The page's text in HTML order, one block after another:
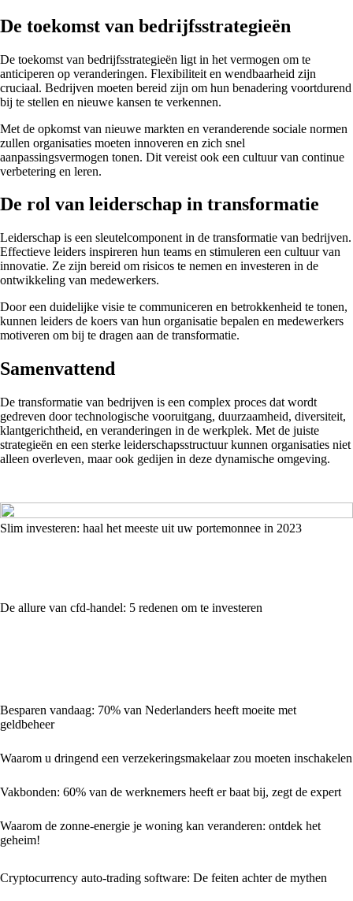
De toekomst van bedrijfsstrategieën
De toekomst van bedrijfsstrategieën ligt in het vermogen om te
anticiperen op veranderingen. Flexibiliteit en wendbaarheid zijn
cruciaal. Bedrijven moeten bereid zijn om hun benadering voortdurend
bij te stellen en nieuwe kansen te verkennen.
Met de opkomst van nieuwe markten en veranderende sociale normen
zullen organisaties moeten innoveren en zich snel
aanpassingsvermogen tonen. Dit vereist ook een cultuur van continue
verbetering en leren.
De rol van leiderschap in transformatie
Leiderschap is een sleutelcomponent in de transformatie van bedrijven.
Effectieve leiders inspireren hun teams en stimuleren een cultuur van
innovatie. Ze zijn bereid om risicos te nemen en investeren in de
ontwikkeling van medewerkers.
Door een duidelijke visie te communiceren en betrokkenheid te tonen,
kunnen leiders de koers van hun organisatie bepalen en medewerkers
motiveren om bij te dragen aan de transformatie.
Samenvattend
De transformatie van bedrijven is een complex proces dat wordt
gedreven door technologische vooruitgang, duurzaamheid, diversiteit,
klantgerichtheid, en veranderingen in de werkplek. Met de juiste
strategieën en een sterke leiderschapsstructuur kunnen organisaties niet
alleen overleven, maar ook gedijen in deze dynamische omgeving.
Slim investeren: haal het meeste uit uw portemonnee in 2023
De allure van cfd-handel: 5 redenen om te investeren
Besparen vandaag: 70% van Nederlanders heeft moeite met
geldbeheer
Waarom u dringend een verzekeringsmakelaar zou moeten inschakelen
Vakbonden: 60% van de werknemers heeft er baat bij, zegt de expert
Waarom de zonne-energie je woning kan veranderen: ontdek het
geheim!
Cryptocurrency auto-trading software: De feiten achter de mythen